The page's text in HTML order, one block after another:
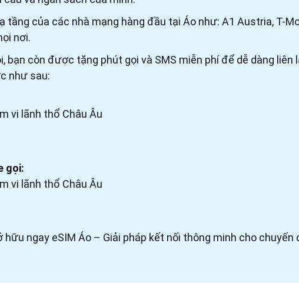
tầng của các nhà mạng hàng đầu tại Áo như: A1 Austria, T-
nơi.
bạn còn được tặng phút gọi và SMS miễn phí để dễ dàng liên
như sau:
vi lãnh thổ Châu Âu
gọi:
vi lãnh thổ Châu Âu
ngay eSIM Áo – Giải pháp kết nối thông minh cho chuyến